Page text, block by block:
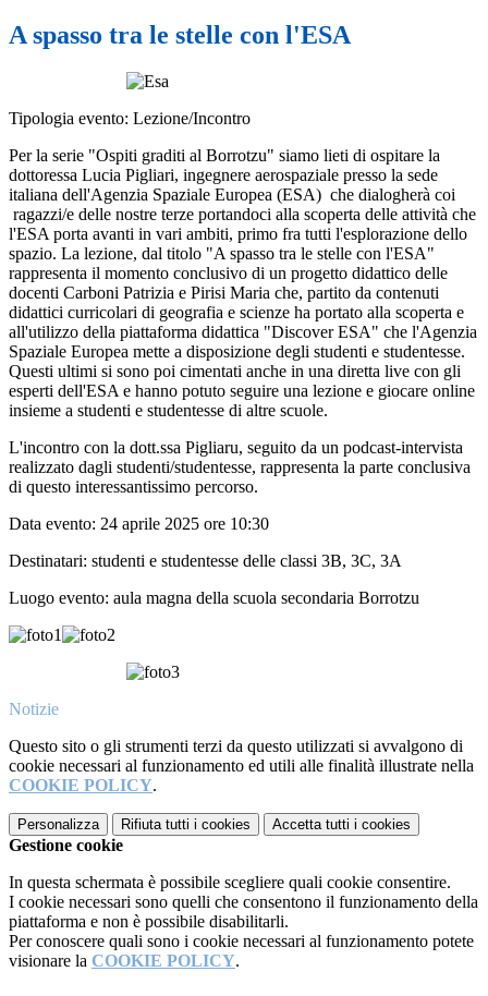
A spasso tra le stelle con l'ESA
Tipologia evento: Lezione/Incontro
Per la serie "Ospiti graditi al Borrotzu" siamo lieti di ospitare la
dottoressa Lucia Pigliari, ingegnere aerospaziale presso la sede
italiana dell'Agenzia Spaziale Europea (ESA) che dialogherà coi
ragazzi/e delle nostre terze portandoci alla scoperta delle attività che
l'ESA porta avanti in vari ambiti, primo fra tutti l'esplorazione dello
spazio. La lezione, dal titolo "A spasso tra le stelle con l'ESA"
rappresenta il momento conclusivo di un progetto didattico delle
docenti Carboni Patrizia e Pirisi Maria che, partito da contenuti
didattici curricolari di geografia e scienze ha portato alla scoperta e
all'utilizzo della piattaforma didattica "Discover ESA" che l'Agenzia
Spaziale Europea mette a disposizione degli studenti e studentesse.
Questi ultimi si sono poi cimentati anche in una diretta live con gli
esperti dell'ESA e hanno potuto seguire una lezione e giocare online
insieme a studenti e studentesse di altre scuole.
L'incontro con la dott.ssa Pigliaru, seguito da un podcast-intervista
realizzato dagli studenti/studentesse, rappresenta la parte conclusiva
di questo interessantissimo percorso.
Data evento: 24 aprile 2025 ore 10:30
Destinatari: studenti e studentesse delle classi 3B, 3C, 3A
Luogo evento: aula magna della scuola secondaria Borrotzu
Notizie
Questo sito o gli strumenti terzi da questo utilizzati si avvalgono di
cookie necessari al funzionamento ed utili alle finalità illustrate nella
COOKIE POLICY.
Personalizza Rifiuta tutti i cookies Accetta tutti i cookies
Gestione cookie
In questa schermata è possibile scegliere quali cookie consentire.
I cookie necessari sono quelli che consentono il funzionamento della
piattaforma e non è possibile disabilitarli.
Per conoscere quali sono i cookie necessari al funzionamento potete
visionare la COOKIE POLICY.